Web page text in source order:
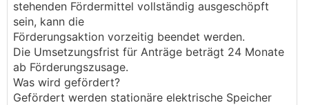
stehenden Fördermittel vollständig ausgeschöpft
sein, kann die
Förderungsaktion vorzeitig beendet werden.
Die Umsetzungsfrist für Anträge beträgt 24 Monate
ab Förderungszusage.
Was wird gefördert?
Gefördert werden stationäre elektrische Speicher